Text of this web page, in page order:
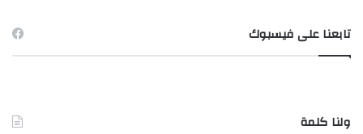
تابعنا على فيسبوك
ولنا كلمة